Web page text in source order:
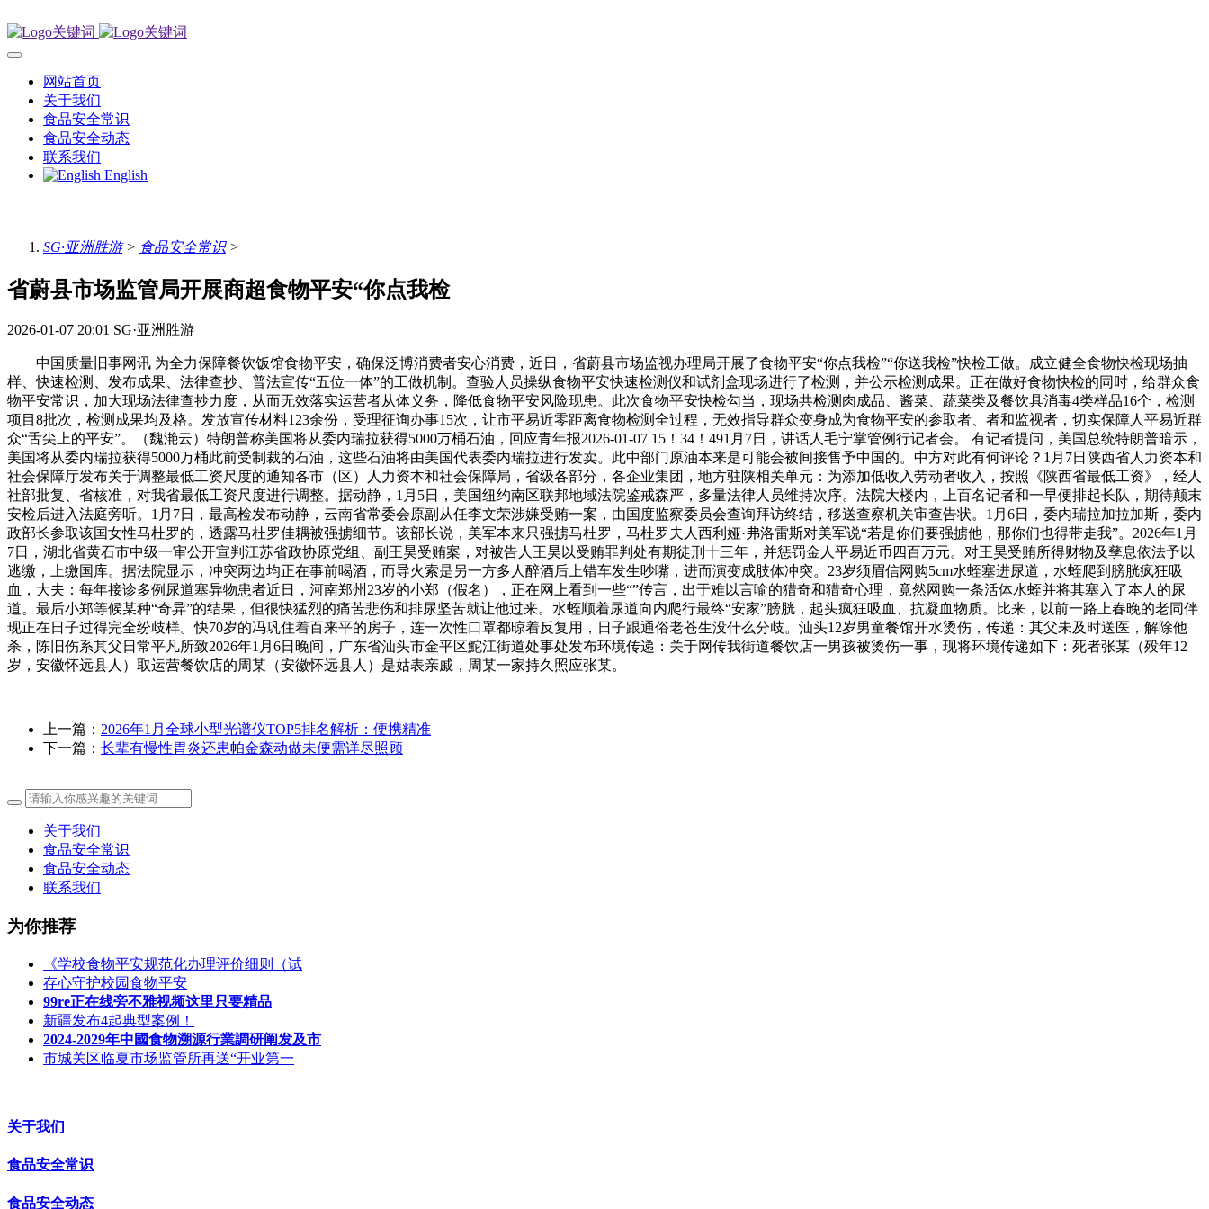
网站首页
关于我们
食品安全常识
食品安全动态
联系我们
English
SG·亚洲胜游> 食品安全常识>
省蔚县市场监管局开展商超食物平安“你点我检
2026-01-07 20:01 SG·亚洲胜游
中国质量旧事网讯 为全力保障餐饮饭馆食物平安，确保泛博消费者安心消费，近日，省蔚县市场监视办理局开展了食物平安“你点我检”“你送我检”快检工做。成立健全食物快检现场抽
样、快速检测、发布成果、法律查抄、普法宣传“五位一体”的工做机制。查验人员操纵食物平安快速检测仪和试剂盒现场进行了检测，并公示检测成果。正在做好食物快检的同时，给群众食
物平安常识，加大现场法律查抄力度，从而无效落实运营者从体义务，降低食物平安风险现患。此次食物平安快检勾当，现场共检测肉成品、酱菜、蔬菜类及餐饮具消毒4类样品16个，检测
项目8批次，检测成果均及格。发放宣传材料123余份，受理征询办事15次，让市平易近零距离食物检测全过程，无效指导群众变身成为食物平安的参取者、者和监视者，切实保障人平易近群
众“舌尖上的平安”。（魏滟云）特朗普称美国将从委内瑞拉获得5000万桶石油，回应青年报2026-01-07 15！34！491月7日，讲话人毛宁掌管例行记者会。 有记者提问，美国总统特朗普暗示，
美国将从委内瑞拉获得5000万桶此前受制裁的石油，这些石油将由美国代表委内瑞拉进行发卖。此中部门原油本来是可能会被间接售予中国的。中方对此有何评论？1月7日陕西省人力资本和
社会保障厅发布关于调整最低工资尺度的通知各市（区）人力资本和社会保障局，省级各部分，各企业集团，地方驻陕相关单元：为添加低收入劳动者收入，按照《陕西省最低工资》，经人
社部批复、省核准，对我省最低工资尺度进行调整。据动静，1月5日，美国纽约南区联邦地域法院鉴戒森严，多量法律人员维持次序。法院大楼内，上百名记者和一早便排起长队，期待颠末
安检后进入法庭旁听。1月7日，最高检发布动静，云南省常委会原副从任李文荣涉嫌受贿一案，由国度监察委员会查询拜访终结，移送查察机关审查告状。1月6日，委内瑞拉加拉加斯，委内
政部长参取该国女性马杜罗的，透露马杜罗佳耦被强掳细节。该部长说，美军本来只强掳马杜罗，马杜罗夫人西利娅·弗洛雷斯对美军说“若是你们要强掳他，那你们也得带走我”。2026年1月
7日，湖北省黄石市中级一审公开宣判江苏省政协原党组、副王昊受贿案，对被告人王昊以受贿罪判处有期徒刑十三年，并惩罚金人平易近币四百万元。对王昊受贿所得财物及孳息依法予以
逃缴，上缴国库。据法院显示，冲突两边均正在事前喝酒，而导火索是另一方多人醉酒后上错车发生吵嘴，进而演变成肢体冲突。23岁须眉信网购5cm水蛭塞进尿道，水蛭爬到膀胱疯狂吸
血，大夫：每年接诊多例尿道塞异物患者近日，河南郑州23岁的小郑（假名），正在网上看到一些“”传言，出于难以言喻的猎奇和猎奇心理，竟然网购一条活体水蛭并将其塞入了本人的尿
道。最后小郑等候某种“奇异”的结果，但很快猛烈的痛苦悲伤和排尿坚苦就让他过来。水蛭顺着尿道向内爬行最终“安家”膀胱，起头疯狂吸血、抗凝血物质。比来，以前一路上春晚的老同伴
现正在日子过得完全纷歧样。快70岁的冯巩住着百来平的房子，连一次性口罩都晾着反复用，日子跟通俗老苍生没什么分歧。汕头12岁男童餐馆开水烫伤，传递：其父未及时送医，解除他
杀，陈旧伤系其父日常平凡所致2026年1月6日晚间，广东省汕头市金平区鮀江街道处事处发布环境传递：关于网传我街道餐饮店一男孩被烫伤一事，现将环境传递如下：死者张某（殁年12
岁，安徽怀远县人）取运营餐饮店的周某（安徽怀远县人）是姑表亲戚，周某一家持久照应张某。
上一篇： 2026年1月全球小型光谱仪TOP5排名解析：便携精准
下一篇： 长辈有慢性胃炎还患帕金森动做未便需详尽照顾
关于我们
食品安全常识
食品安全动态
联系我们
为你推荐
《学校食物平安规范化办理评价细则（试
存心守护校园食物平安
99re正在线旁不雅视频这里只要精品
新疆发布4起典型案例！
2024-2029年中國食物溯源行業調研阐发及市
市城关区临夏市场监管所再送“开业第一
关于我们
食品安全常识
食品安全动态